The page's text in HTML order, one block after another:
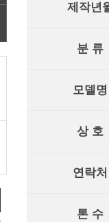
제작년
분 류
모델명
상 호
연락처
톤 수